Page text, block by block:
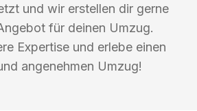
und wir erstellen dir gerne
für deinen Umzug.
Expertise und erlebe einen
angenehmen Umzug!